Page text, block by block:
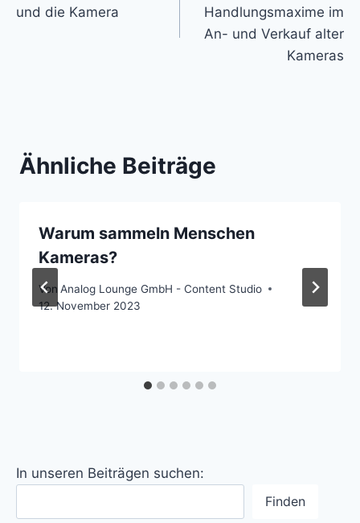
und die Kamera
Handlungsmaxime im
An- und Verkauf alter
Kameras
Ähnliche Beiträge
Warum sammeln Menschen
Kameras?
Von Analog Lounge GmbH - Content Studio
12. November 2023
In unseren Beiträgen suchen:
Finden